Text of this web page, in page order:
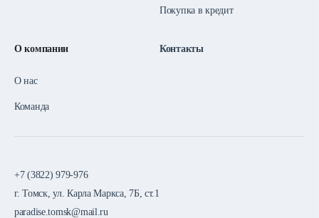
+7 (3822) 979-976
г. Томск, ул. Карла Маркса, 7Б, ст.1
paradise.tomsk@mail.ru
Покупка в кредит
О компании
О нас
Команда
Контакты